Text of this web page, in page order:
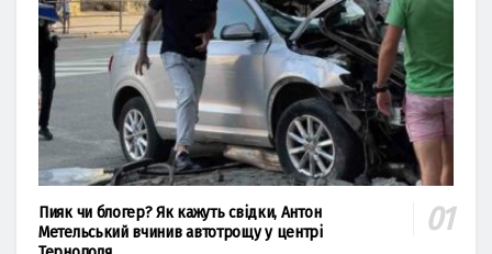
Пияк чи блогер? Як кажуть свідки, Антон
Метельський вчинив автотрощу у центрі